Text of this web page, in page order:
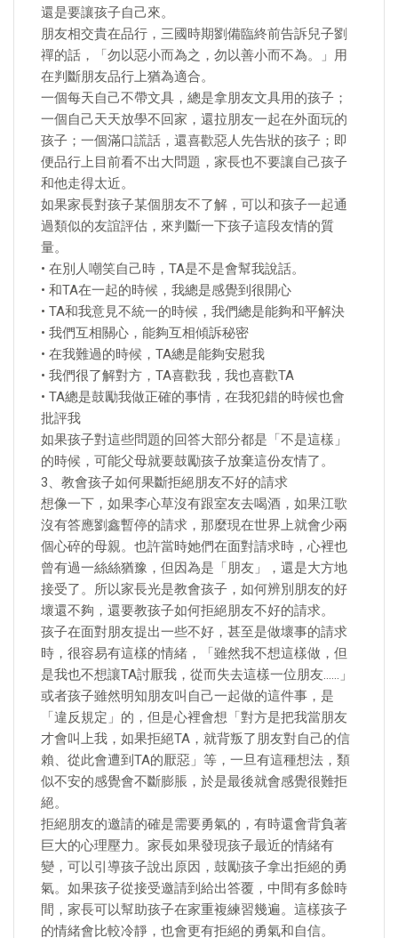
還是要讓孩子自己來。
朋友相交貴在品行，三國時期劉備臨終前告訴兒子劉
禪的話，「勿以惡小而為之，勿以善小而不為。」用
在判斷朋友品行上猶為適合。
一個每天自己不帶文具，總是拿朋友文具用的孩子；
一個自己天天放學不回家，還拉朋友一起在外面玩的
孩子；一個滿口謊話，還喜歡惡人先告狀的孩子；即
便品行上目前看不出大問題，家長也不要讓自己孩子
和他走得太近。
如果家長對孩子某個朋友不了解，可以和孩子一起通
過類似的友誼評估，來判斷一下孩子這段友情的質
量。
• 在別人嘲笑自己時，TA是不是會幫我說話。
• 和TA在一起的時候，我總是感覺到很開心
• TA和我意見不統一的時候，我們總是能夠和平解決
• 我們互相關心，能夠互相傾訴秘密
• 在我難過的時候，TA總是能夠安慰我
• 我們很了解對方，TA喜歡我，我也喜歡TA
• TA總是鼓勵我做正確的事情，在我犯錯的時候也會
批評我
如果孩子對這些問題的回答大部分都是「不是這樣」
的時候，可能父母就要鼓勵孩子放棄這份友情了。
3、教會孩子如何果斷拒絕朋友不好的請求
想像一下，如果李心草沒有跟室友去喝酒，如果江歌
沒有答應劉鑫暫停的請求，那麼現在世界上就會少兩
個心碎的母親。也許當時她們在面對請求時，心裡也
曾有過一絲絲猶豫，但因為是「朋友」，還是大方地
接受了。所以家長光是教會孩子，如何辨別朋友的好
壞還不夠，還要教孩子如何拒絕朋友不好的請求。
孩子在面對朋友提出一些不好，甚至是做壞事的請求
時，很容易有這樣的情緒，「雖然我不想這樣做，但
是我也不想讓TA討厭我，從而失去這樣一位朋友……」
或者孩子雖然明知朋友叫自己一起做的這件事，是
「違反規定」的，但是心裡會想「對方是把我當朋友
才會叫上我，如果拒絕TA，就背叛了朋友對自己的信
賴、從此會遭到TA的厭惡」等，一旦有這種想法，類
似不安的感覺會不斷膨脹，於是最後就會感覺很難拒
絕。
拒絕朋友的邀請的確是需要勇氣的，有時還會背負著
巨大的心理壓力。家長如果發現孩子最近的情緒有
變，可以引導孩子說出原因，鼓勵孩子拿出拒絕的勇
氣。如果孩子從接受邀請到給出答覆，中間有多餘時
間，家長可以幫助孩子在家重複練習幾遍。這樣孩子
的情緒會比較冷靜，也會更有拒絕的勇氣和自信。